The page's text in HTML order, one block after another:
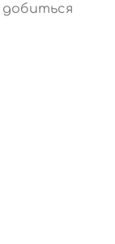
добиться